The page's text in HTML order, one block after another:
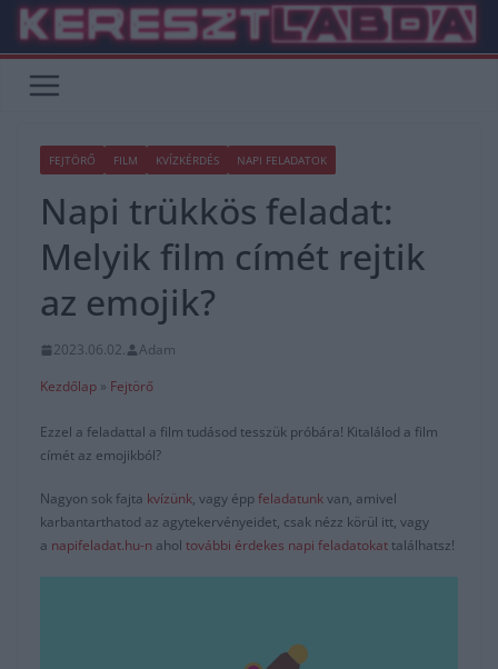
Skip
content
FEJTÖRŐ FILM KVÍZKÉRDÉS NAPI FELADATOK
Napi trükkös feladat:
Melyik film címét rejtik
az emojik?
2023.06.02.
Adam
Kezdőlap » Fejtörő
Ezzel a feladattal a film tudásod tesszük próbára! Kitalálod a film
címét az emojikból?
Nagyon sok fajta kvízünk, vagy éppfeladatunkvan, amivel
karbantarthatod az agytekervényeidet, csak nézz körül itt, vagy
a napifeladat.hu-n ahol további érdekes napi feladatokattalálhatsz!